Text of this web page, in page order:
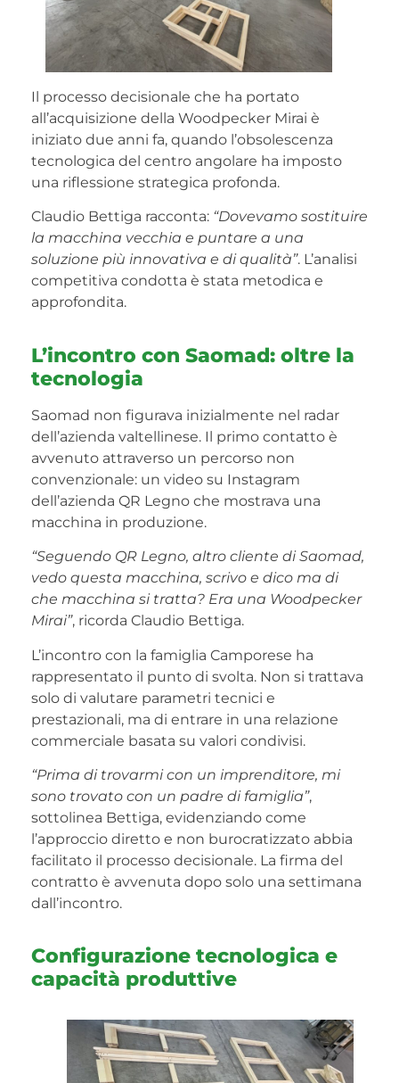
Il processo decisionale che ha portato
all’acquisizione della Woodpecker Mirai è
iniziato due anni fa, quando l’obsolescenza
tecnologica del centro angolare ha imposto
una riflessione strategica profonda.
Claudio Bettiga racconta: “Dovevamo sostituire
la macchina vecchia e puntare a una
soluzione più innovativa e di qualità”. L’analisi
competitiva condotta è stata metodica e
approfondita.
L’incontro con Saomad: oltre la
tecnologia
Saomad non figurava inizialmente nel radar
dell’azienda valtellinese. Il primo contatto è
avvenuto attraverso un percorso non
convenzionale: un video su Instagram
dell’azienda QR Legno che mostrava una
macchina in produzione.
“Seguendo QR Legno, altro cliente di Saomad,
vedo questa macchina, scrivo e dico ma di
che macchina si tratta? Era una Woodpecker
Mirai”, ricorda Claudio Bettiga.
L’incontro con la famiglia Camporese ha
rappresentato il punto di svolta. Non si trattava
solo di valutare parametri tecnici e
prestazionali, ma di entrare in una relazione
commerciale basata su valori condivisi.
“Prima di trovarmi con un imprenditore, mi
sono trovato con un padre di famiglia”,
sottolinea Bettiga, evidenziando come
l’approccio diretto e non burocratizzato abbia
facilitato il processo decisionale. La firma del
contratto è avvenuta dopo solo una settimana
dall’incontro.
Configurazione tecnologica e
capacità produttive